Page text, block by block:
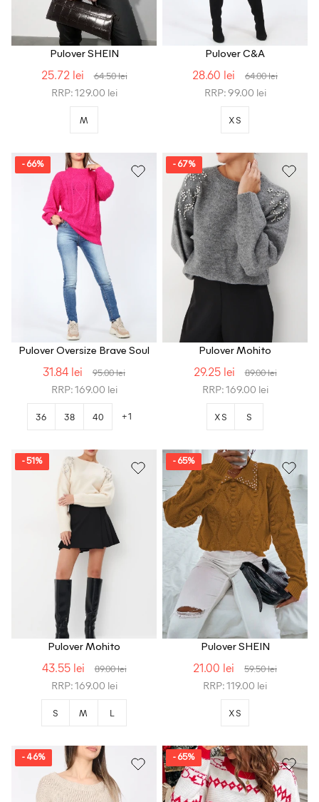
Pulover SHEIN
25.72 lei 64.50 lei
RRP: 129.00 lei
M
Pulover C&A
28.60 lei 64.00 lei
RRP: 99.00 lei
XS
- 66%
Pulover Oversize Brave Soul
31.84 lei 95.00 lei
RRP: 169.00 lei
36 38 40 +1
- 67%
Pulover Mohito
29.25 lei 89.00 lei
RRP: 169.00 lei
XS S
- 51%
Pulover Mohito
43.55 lei 89.00 lei
RRP: 169.00 lei
S M L
- 65%
Pulover SHEIN
21.00 lei 59.50 lei
RRP: 119.00 lei
XS
- 46% - 65%